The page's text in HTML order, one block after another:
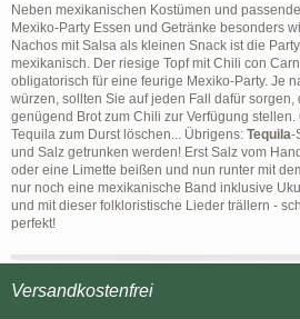
Versandkostenfrei
Neben mexikanischen Kostümen und
Mexiko-Party Essen und Getränke besonders
Nachos mit Salsa als kleinen Snack ist die
mexikanisch. Der riesige Topf mit Chili con
obligatorisch für eine feurige Mexiko-Party. Je
würzen, sollten Sie auf jeden Fall dafür sorgen,
genügend Brot zum Chili zur Verfügung
Tequila zum Durst löschen... Übrigens: Tequila-
und Salz getrunken werden! Erst Salz vom
oder eine Limette beißen und nun runter mit
nur noch eine mexikanische Band inklusive
und mit dieser folkloristische Lieder trällern -
perfekt!